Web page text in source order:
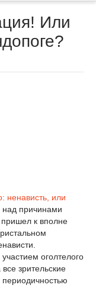
Или
ненависть, или
причинами
к вполне
оголтелого
зрительские
периодичностью